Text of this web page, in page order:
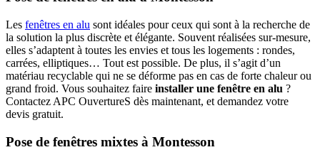
Les fenêtres en alu sont idéales pour ceux qui sont à la recherche de
la solution la plus discrète et élégante. Souvent réalisées sur-mesure,
elles s’adaptent à toutes les envies et tous les logements : rondes,
carrées, elliptiques… Tout est possible. De plus, il s’agit d’un
matériau recyclable qui ne se déforme pas en cas de forte chaleur ou
grand froid. Vous souhaitez faire installer une fenêtre en alu ?
Contactez APC OuvertureS dès maintenant, et demandez votre
devis gratuit.
Pose de fenêtres mixtes à Montesson